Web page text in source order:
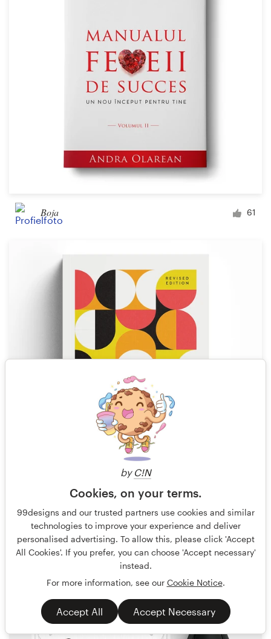
by C!N
Cookies, on your terms.
99designs and our trusted partners use cookies and similar
technologies to improve your experience and deliver
personalised advertising. To allow this, please click 'Accept
All Cookies'. If you prefer, you can choose 'Accept necessary'
instead.
For more information, see our Cookie Notice.
Accept All Accept Necessary
Boja 61
Boja 61